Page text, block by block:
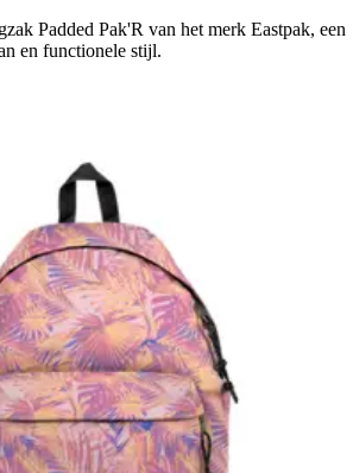
Padded Pak'R van het merk Eastpak, een
en functionele stijl.